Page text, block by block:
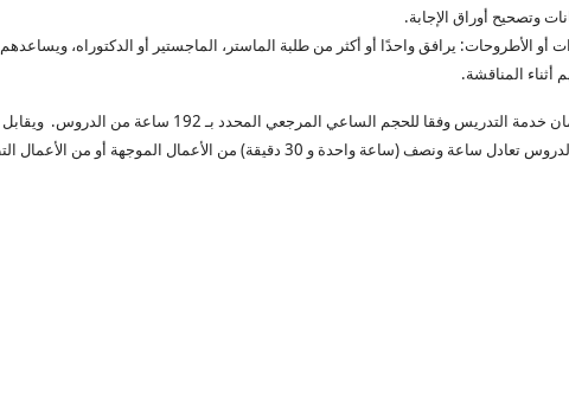
وتصحيح أوراق الإجابة.
أو الأطروحات: يرافق واحدًا أو أكثر من طلبة الماستر، الماجستير أو الدكتوراه،
أثناء المناقشة.